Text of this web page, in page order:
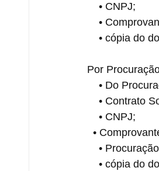
    • CNPJ;
•
• cópia
Por
• Do
•
    • CNPJ;
•
    • Procuração
• cópia